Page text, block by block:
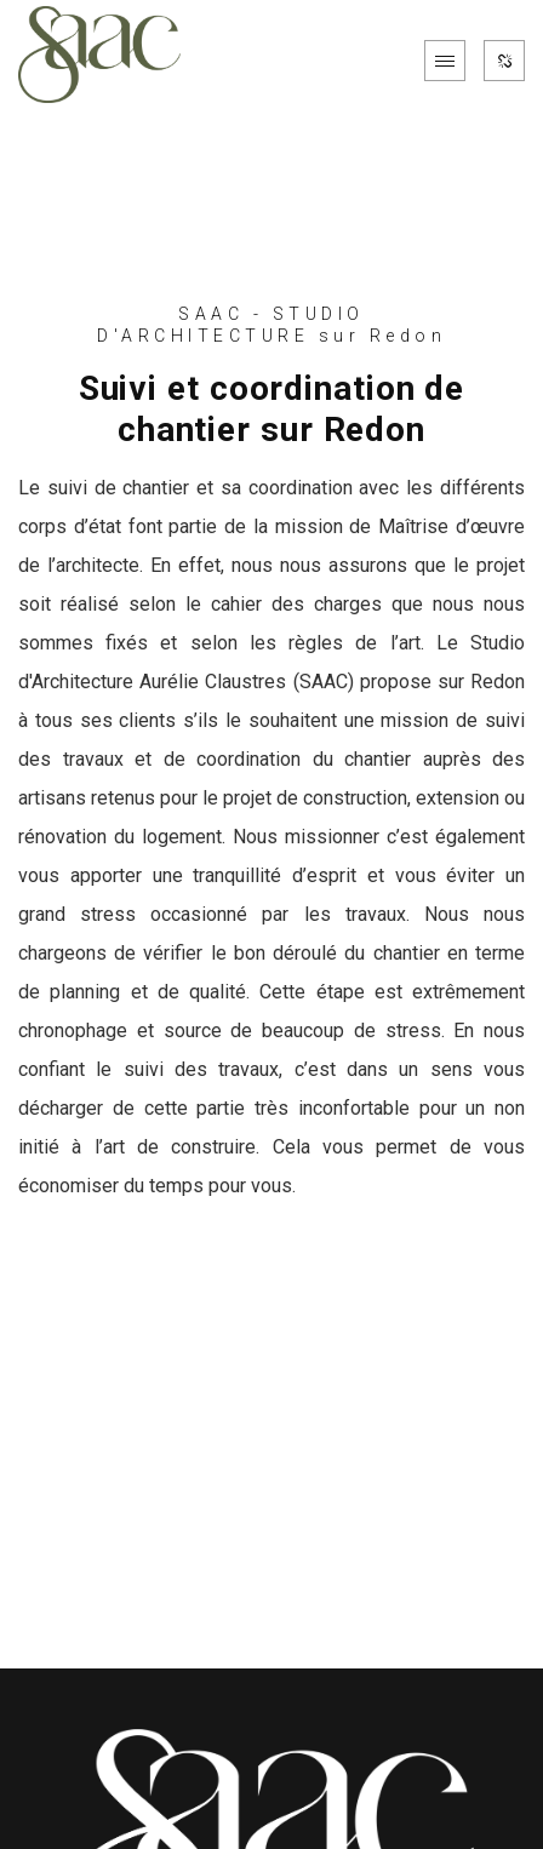
SAAC - STUDIO
D'ARCHITECTURE sur Redon
Suivi et coordination de
chantier sur Redon
Le suivi de chantier et sa coordination avec les différents
corps d’état font partie de la mission de Maîtrise d’œuvre
de l’architecte. En effet, nous nous assurons que le projet
soit réalisé selon le cahier des charges que nous nous
sommes fixés et selon les règles de l’art. Le Studio
d'Architecture Aurélie Claustres (SAAC) propose sur Redon
à tous ses clients s’ils le souhaitent une mission de suivi
des travaux et de coordination du chantier auprès des
artisans retenus pour le projet de construction, extension ou
rénovation du logement. Nous missionner c’est également
vous apporter une tranquillité d’esprit et vous éviter un
grand stress occasionné par les travaux. Nous nous
chargeons de vérifier le bon déroulé du chantier en terme
de planning et de qualité. Cette étape est extrêmement
chronophage et source de beaucoup de stress. En nous
confiant le suivi des travaux, c’est dans un sens vous
décharger de cette partie très inconfortable pour un non
initié à l’art de construire. Cela vous permet de vous
économiser du temps pour vous.